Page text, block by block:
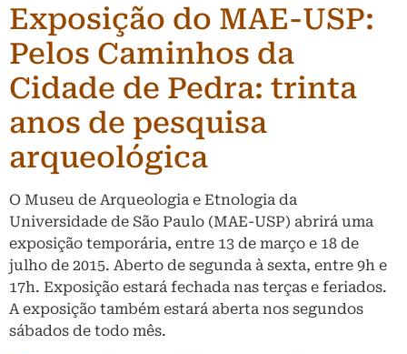
Exposição do MAE-USP:
Pelos Caminhos da
Cidade de Pedra: trinta
anos de pesquisa
arqueológica
O Museu de Arqueologia e Etnologia da
Universidade de São Paulo (MAE-USP) abrirá uma
exposição temporária, entre 13 de março e 18 de
julho de 2015. Aberto de segunda à sexta, entre 9h e
17h. Exposição estará fechada nas terças e feriados.
A exposição também estará aberta nos segundos
sábados de todo mês.